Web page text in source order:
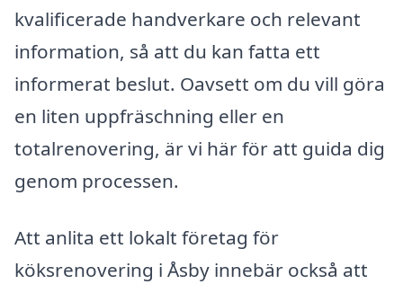
kvalificerade handverkare och relevant
information, så att du kan fatta ett
informerat beslut. Oavsett om du vill göra
en liten uppfräschning eller en
totalrenovering, är vi här för att guida dig
genom processen.
Att anlita ett lokalt företag för
köksrenovering i Åsby innebär också att